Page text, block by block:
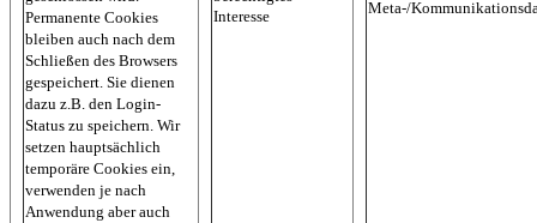
Permanente Cookies
bleiben auch nach dem
Schließen des Browsers
gespeichert. Sie dienen
dazu z.B. den Login-
Status zu speichern. Wir
setzen hauptsächlich
temporäre Cookies ein,
verwenden je nach
Anwendung aber auch
Interesse
Meta-/